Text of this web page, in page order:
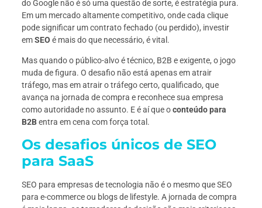
do Google não é só uma questão de sorte, é estratégia pura.
Em um mercado altamente competitivo, onde cada clique
pode significar um contrato fechado (ou perdido), investir
emSEO é mais do que necessário, é vital.
Mas quando o público-alvo é técnico, B2B e exigente, o jogo
muda de figura. O desafio não está apenas em atrair
tráfego, mas em atrair o tráfego certo, qualificado, que
avança na jornada de compra e reconhece sua empresa
como autoridade no assunto. E é aí que oconteúdo para
B2Bentra em cena com força total.
Os desafios únicos de SEO
para SaaS
SEO para empresas de tecnologia não é o mesmo que SEO
para e-commerce ou blogs de lifestyle. A jornada de compra